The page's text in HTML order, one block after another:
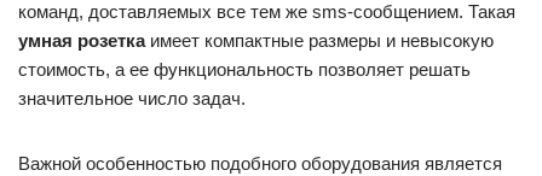
команд, доставляемых все тем же sms-сообщением. Такая
умная розеткаимеет компактные размеры и невысокую
стоимость, а ее функциональность позволяет решать
значительное число задач.
Важной особенностью подобного оборудования является